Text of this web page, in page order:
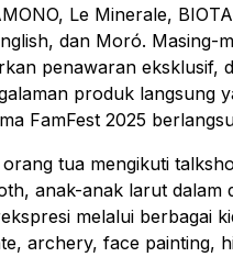
Le Minerale,
dan Moró. Masing-
penawaran eksklusif,
produk langsung
FamFest 2025
tua mengikuti
anak-anak larut dalam
melalui berbagai
archery, face painting,